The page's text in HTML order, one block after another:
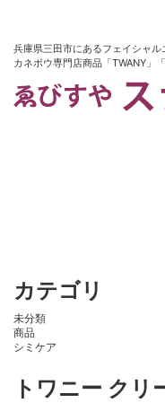
兵庫県三田市にあるフェイシャル
カネボウ専門店商品「TWANY」
カテゴリ
未分類
商品
シミケア
トワニー ク